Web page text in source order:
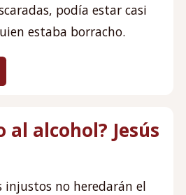
podía estar casi
estaba borracho.
al alcohol? Jesús
injustos no heredarán el